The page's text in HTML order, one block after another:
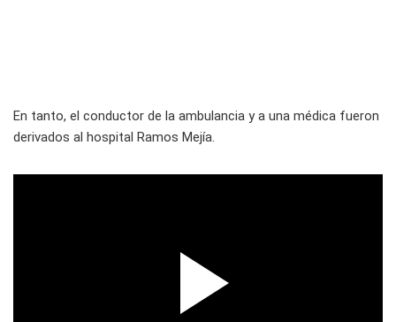
En tanto, el conductor de la ambulancia y a una médica fueron
derivados al hospital Ramos Mejía.